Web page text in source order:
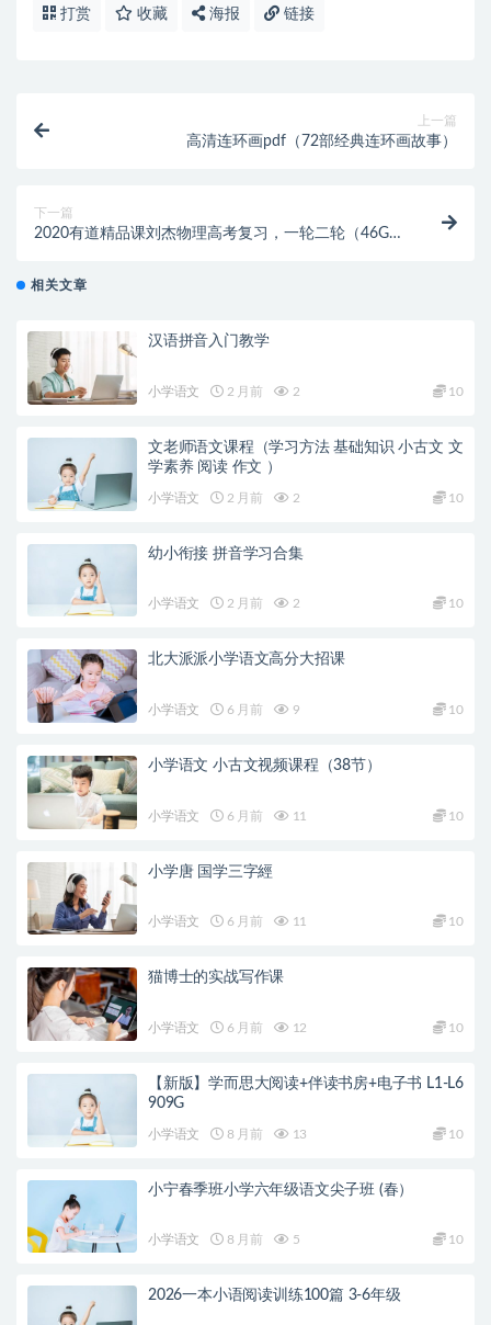
打赏 收藏 海报 链接
上一篇
高清连环画pdf（72部经典连环画故事）
下一篇
2020有道精品课刘杰物理高考复习，一轮二轮（46G高
相关文章
汉语拼音入门教学
小学语文 2 月前 2 10
文老师语文课程（学习方法 基础知识 小古文 文
学素养 阅读 作文 ）
小学语文 2 月前 2 10
幼小衔接 拼音学习合集
小学语文 2 月前 2 10
北大派派小学语文高分大招课
小学语文 6 月前 9 10
小学语文 小古文视频课程（38节）
小学语文 6 月前 11 10
小学唐 国学三字經
小学语文 6 月前 11 10
猫博士的实战写作课
小学语文 6 月前 12 10
【新版】学而思大阅读+伴读书房+电子书 L1-L6
909G
小学语文 8 月前 13 10
小宁春季班小学六年级语文尖子班 (春）
小学语文 8 月前 5 10
2026一本小语阅读训练100篇 3-6年级